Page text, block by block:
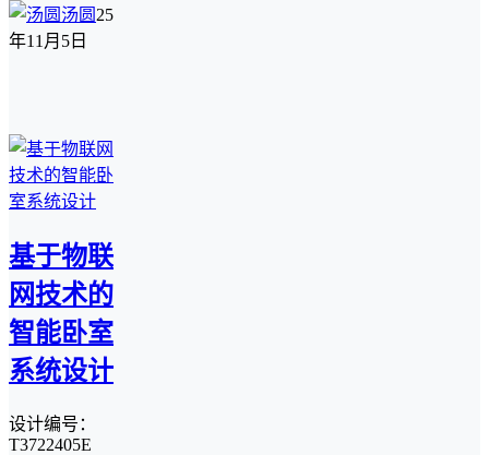
汤圆 25
年11月5日
基于物联
网技术的
智能卧室
系统设计
设计编号：
T3722405E